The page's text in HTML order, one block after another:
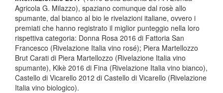
Agricola G. Milazzo), spaziano comunque dal rosè allo
spumante, dal bianco al bio le rivelazioni italiane, ovvero i
premiati che hanno registrato il miglior punteggio nella loro
rispettiva categoria: Donna Rosa 2016 di Fattoria San
Francesco (Rivelazione Italia vino rosé); Piera Martellozzo
Brut Carati di Piera Martellozzo (Rivelazione Italia vino
spumante), Kikè 2016 di Fina (Rivelazione Italia vino bianco),
Castello di Vicarello 2012 di Castello di Vicarello (Rivelazione
Italia vino biologico).